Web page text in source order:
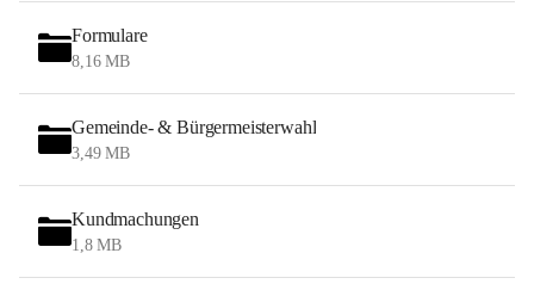
Formulare
8,16 MB
Gemeinde- & Bürgermeisterwahl
3,49 MB
Kundmachungen
1,8 MB